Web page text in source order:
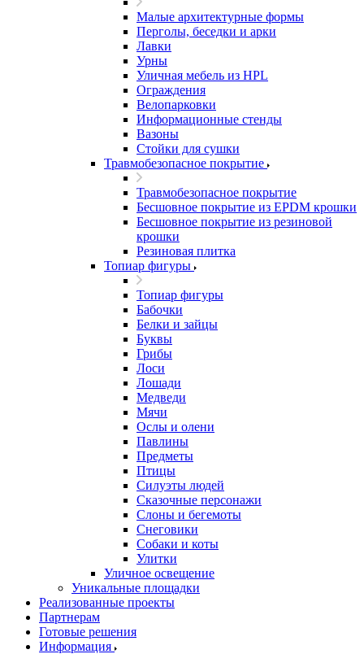
Малые архитектурные формы
Перголы, беседки и арки
Лавки
Урны
Уличная мебель из HPL
Ограждения
Велопарковки
Информационные стенды
Вазоны
Стойки для сушки
Травмобезопасное покрытие
Травмобезопасное покрытие
Бесшовное покрытие из EPDM крошки
Бесшовное покрытие из резиновой
крошки
Резиновая плитка
Топиар фигуры
Топиар фигуры
Бабочки
Белки и зайцы
Буквы
Грибы
Лоси
Лошади
Медведи
Мячи
Ослы и олени
Павлины
Предметы
Птицы
Силуэты людей
Сказочные персонажи
Слоны и бегемоты
Снеговики
Собаки и коты
Улитки
Уличное освещение
Уникальные площадки
Реализованные проекты
Партнерам
Готовые решения
Информация